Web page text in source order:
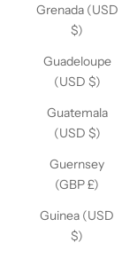
Grenada (USD
$)
Guadeloupe
(USD $)
Guatemala
(USD $)
Guernsey
(GBP £)
Guinea (USD
$)